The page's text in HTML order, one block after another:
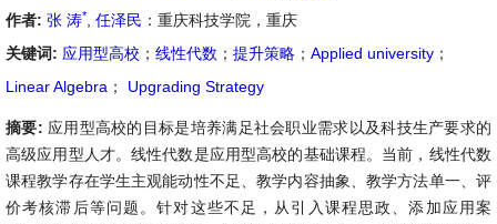
作者: 张 涛* 任泽民 ：重庆科技学院，重庆
关键词: 应用型高校 ； 线性代数 ； 提升策略 ； Applied university ；
Linear Algebra ； Upgrading Strategy
摘要: 应用型高校的目标是培养满足社会职业需求以及科技生产要求的
高级应用型人才。线性代数是应用型高校的基础课程。当前，线性代数
课程教学存在学生主观能动性不足、教学内容抽象、教学方法单一、评
价考核滞后等问题。针对这些不足，从引入课程思政、添加应用案